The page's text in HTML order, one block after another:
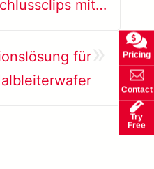
mit
für
Pricing
Contact
Try
Free